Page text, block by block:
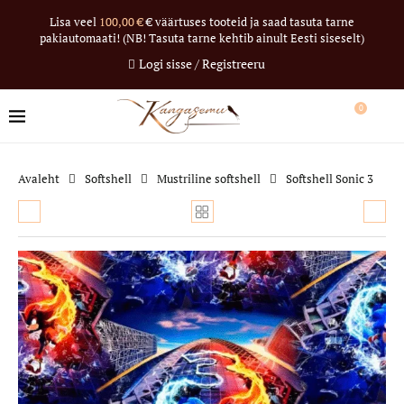
Lisa veel 100,00€€ väärtuses tooteid ja saad tasuta tarne
pakiautomaati! (NB! Tasuta tarne kehtib ainult Eesti siseselt)
Logi sisse / Registreeru
0
Avaleht Softshell Mustriline softshell Softshell Sonic 3